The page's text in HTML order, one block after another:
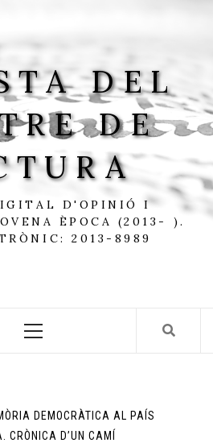
DEL
DE
D'OPINIÓ I
ÈPOCA (2013- ).
2013-8989
Menu
DEMOCRÀTICA AL PAÍS
CRÒNICA D’UN CAMÍ